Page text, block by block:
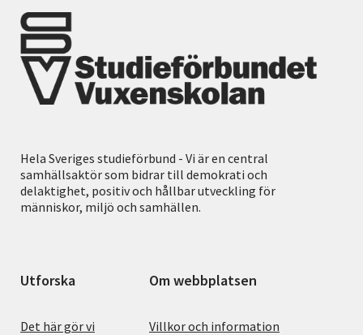
Hela Sveriges studieförbund - Vi är en central
samhällsaktör som bidrar till demokrati och
delaktighet, positiv och hållbar utveckling för
människor, miljö och samhällen.
Utforska
Det här gör vi
Om webbplatsen
Villkor och information